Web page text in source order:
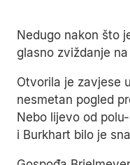
stakla koje se
osvjetljenje na
možda je trajao
mogla biti sigurna.
Jedan od
farmer Buger, koji
otprilike jedan